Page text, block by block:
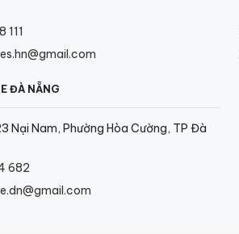
111
ĐÀ NẴNG
Nại Nam, Phường Hòa Cường, TP Đà
682